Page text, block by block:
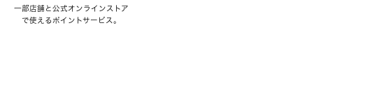
一部店舗と公式オンラインストア
で使えるポイントサービス。